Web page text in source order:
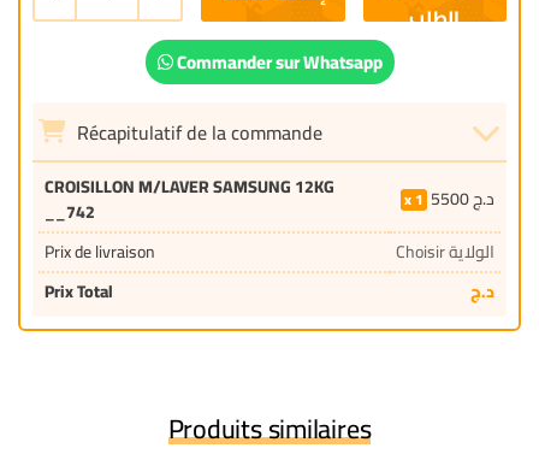
Commander sur Whatsapp
Récapitulatif de la commande
CROISILLON M/LAVER SAMSUNG 12KG
__742
1 5500د.ج
Prix de livraison
Choisir الولاية
Prix Total
د.ج
Produits similaires